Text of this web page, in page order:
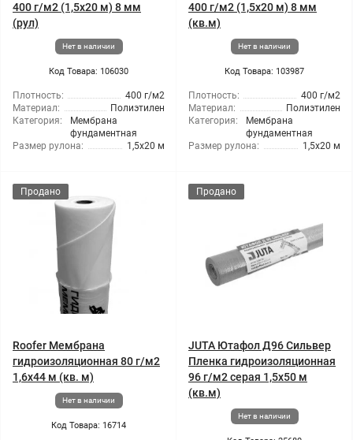
400 г/м2 (1,5x20 м) 8 мм
(рул)
Нет в наличии
Код Товара: 106030
Плотность:
400 г/м2
Материал:
Полиэтилен
Категория:
Мембрана
фундаментная
Размер рулона:
1,5x20 м
400 г/м2 (1,5x20 м) 8 мм
(кв.м)
Нет в наличии
Код Товара: 103987
Плотность:
400 г/м2
Материал:
Полиэтилен
Категория:
Мембрана
фундаментная
Размер рулона:
1,5x20 м
Продано
Roofer Мембрана
гидроизоляционная 80 г/м2
1,6x44 м (кв. м)
Нет в наличии
Код Товара: 16714
Продано
JUTA Ютафол Д96 Сильвер
Пленка гидроизоляционная
96 г/м2 серая 1,5x50 м
(кв.м)
Нет в наличии